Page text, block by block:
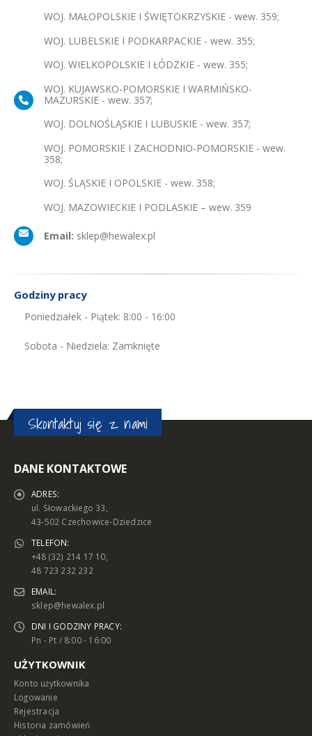
WOJ. MAŁOPOLSKIE I ŚWIĘTOKRZYSKIE - wew. 359;
WOJ. LUBELSKIE I PODKARPACKIE - wew. 355;
WOJ. WIELKOPOLSKIE I ŁÓDZKIE - wew. 355;
WOJ. KUJAWSKO-POMORSKIE I WARMIŃSKO-
MAZURSKIE - wew. 357;
WOJ. DOLNOŚLĄSKIE I LUBUSKIE - wew. 357;
WOJ. POMORSKIE I ZACHODNIO-POMORSKIE - wew.
358;
WOJ. ŚLĄSKIE I OPOLSKIE - wew. 358;
WOJ. MAZOWIECKIE I PODLASKIE – wew. 359
Email: sklep@hewalex.pl
Godziny pracy
Poniedziałek - Piątek: 8:00 - 16:00
Sobota - Niedziela: Zamknięte
Skontaktuj się z nami
DANE KONTAKTOWE
ADRES:
ul. Słowackiego 33,
43-502 Czechowice-Dziedzice
TELEFON:
+48 (32) 214 17 10,
48 723 232 232
EMAIL:
sklep@hewalex.pl
DNI I GODZINY PRACY:
Pn - Pt / 8:00 - 16:00
UŻYTKOWNIK
Konto użytkownika
Logowanie
Rejestracja
Historia zamówień